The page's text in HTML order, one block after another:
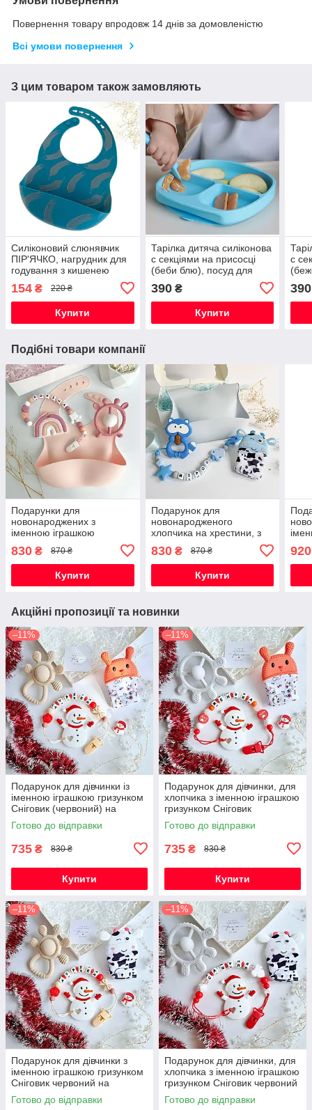
Повернення товару впродовж 14 днів за домовленістю
Всі умови повернення
З цим товаром також замовляють
Силіконовий слюнявчик
ПІР'ЯЧКО, нагрудник для
годування з кишенею
154 ₴ 220 ₴
Купити
Тарілка дитяча силіконова
с секціями на присосці
(беби блю), посуд для
390₴
Купити
с
390
Подібні товари компанії
Подарунки для
новонароджених з
іменною іграшкою
виписку, хрестини, півроку,
для дівчинки
830 ₴ 870 ₴
Купити
Подарунок для
новонародженого
хлопчика на хрестини, з
іменною гризунок Єнот, на
виписку, півроку
830₴ 870 ₴
Купити
для
920
Акційні пропозиції та новинки
–11%
Подарунок для дівчинки із
іменною іграшкою гризунком
Сніговик (червоний) на
Новорічні свята
Готово до відправки
735 ₴ 830 ₴
Купити
–11%
Подарунок для дівчинки, для
хлопчика з іменною іграшкою
гризунком Сніговик
(червоний) на Новорічні
свята
Готово до відправки
735 ₴ 830 ₴
Купити
–11%
Подарунок для дівчинки з
іменною іграшкою гризунком
Сніговик червоний на
Новорічні свята
Готово до відправки
–11%
Подарунок для дівчинки, для
хлопчика з іменною іграшкою
гризунком Сніговик червоний
на Новорічні свята
Готово до відправки